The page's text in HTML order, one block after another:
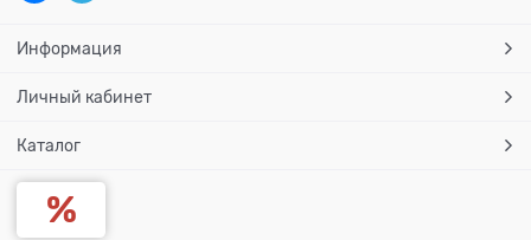
Информация
Личный кабинет
Каталог